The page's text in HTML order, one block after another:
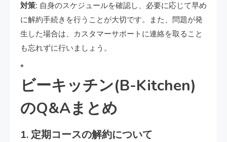
対策: 自身のスケジュールを確認し、必要に応じて早め
に解約手続きを行うことが大切です。また、問題が発
生した場合は、カスタマーサポートに連絡を取ること
も忘れずに行いましょう。
*
ビーキッチン(B-Kitchen)
のQ&Aまとめ
1.定期コースの解約について